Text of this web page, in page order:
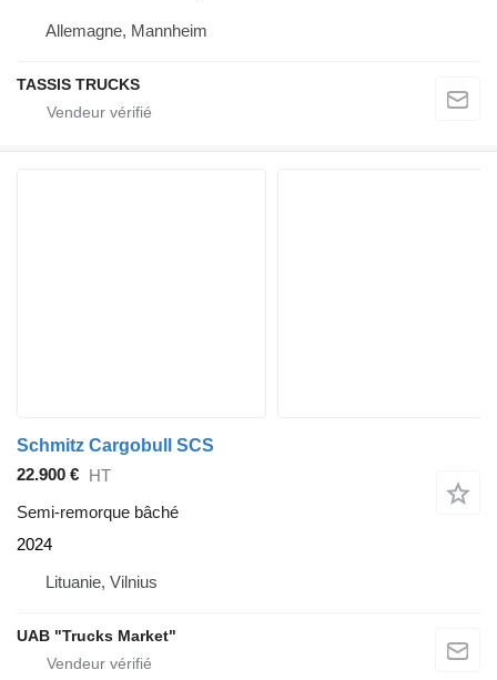
Allemagne, Mannheim
TASSIS TRUCKS
Schmitz Cargobull SCS
22.900 € HT
Semi-remorque bâché
2024
Lituanie, Vilnius
UAB "Trucks Market"